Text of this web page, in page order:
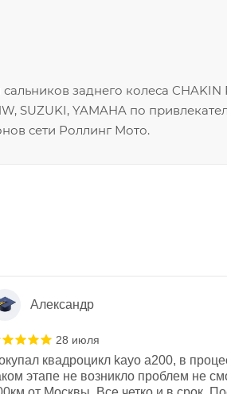
заднего колеса CHAKIN
SUZUKI, YAMAHA по
сети Роллинг Мото.
Александр
28 июля
квадроцикл kayo a200, в
этапе не возникло проблем не